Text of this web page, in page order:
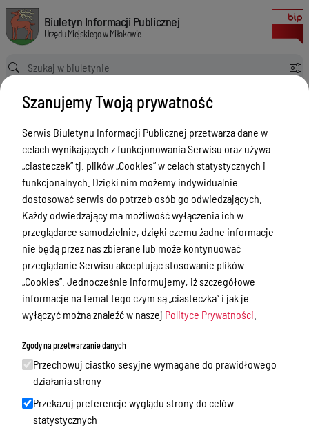
Udostępnianie danych z rejestru mieszkańców
Biuletyn Informacji Publicznej Urzędu Miejskiego w Miłakowie
Biuletyn Informacji Publicznej
Urzędu Miejskiego w Miłakowie
Ścieżka powrotu
Strona główna
Ewidencja ludności, dowody osobiste, działalność gospodarcza
Ewidencja ludności - Sprawy
Udostępnianie danych z rejestru mieszkańców
Ewidencja ludności - Sprawy
Menu Przedmiotowe
Urząd Miejski w Miłakowie
Gmina Miłakowo
Majątek i finanse
Zamówienia publiczne
Urząd Stanu Cywilnego
Ewidencja ludności, dowody osobiste,
działalność gospodarcza
Przetargi
Ogłoszenia
Szanujemy Twoją prywatność
Serwis Biuletynu Informacji Publicznej przetwarza dane w
celach wynikających z funkcjonowania Serwisu oraz używa
„ciasteczek” tj. plików „Cookies” w celach statystycznych i
funkcjonalnych. Dzięki nim możemy indywidualnie
dostosować serwis do potrzeb osób go odwiedzających.
Każdy odwiedzający ma możliwość wyłączenia ich w
przeglądarce samodzielnie, dzięki czemu żadne informacje
nie będą przez nas zbierane lub może kontynuować
przeglądanie Serwisu akceptując stosowanie plików
„Cookies”. Jednocześnie informujemy, iż szczegółowe
informacje na temat tego czym są „ciasteczka” i jak je
wyłączyć można znaleźć w naszej Polityce Prywatności
Zgody na przetwarzanie danych
Przechowuj ciastko sesyjne wymagane do prawidłowego
działania strony
Przekazuj preferencje wyglądu strony do celów
statystycznych